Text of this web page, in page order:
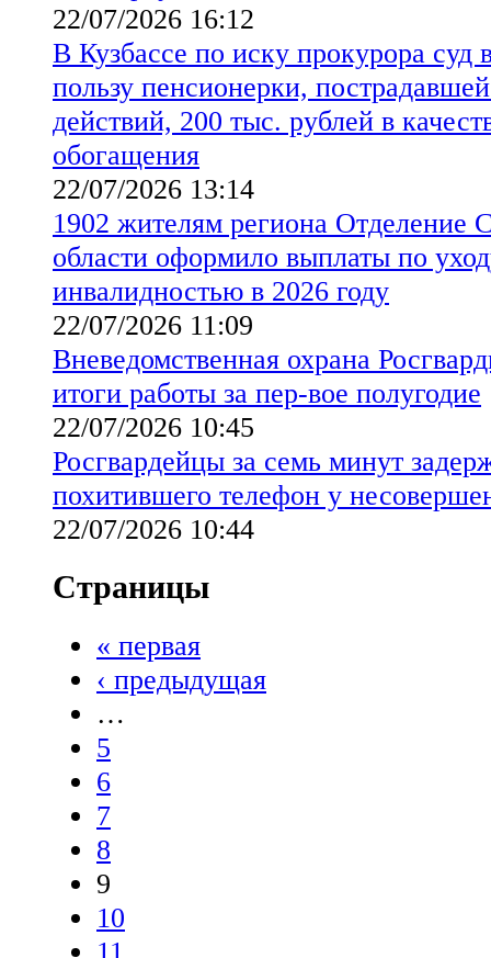
22/07/2026 16:12
В Кузбассе по иску прокурора суд
пользу пенсионерки,
действий, 200 тыс. рублей в
обогащения
22/07/2026 13:14
1902 жителям региона Отделение
области оформило выплаты по
инвалидностью в 2026 году
22/07/2026 11:09
Вневедомственная охрана
итоги работы за пер-вое полугодие
22/07/2026 10:45
Росгвардейцы за семь минут
похитившего телефон у
22/07/2026 10:44
Страницы
« первая
‹ предыдущая
…
5
6
7
8
9
10
11